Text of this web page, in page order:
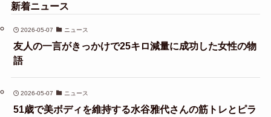
新着ニュース
2026-05-07 ニュース
友人の一言がきっかけで25キロ減量に成功した女性の物
語
2026-05-07 ニュース
51歳で美ボディを維持する水谷雅代さんの筋トレとピラ